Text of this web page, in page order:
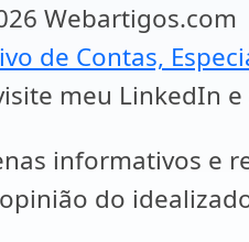
Webartigos.com
de Contas,
meu LinkedIn
informativos e
do